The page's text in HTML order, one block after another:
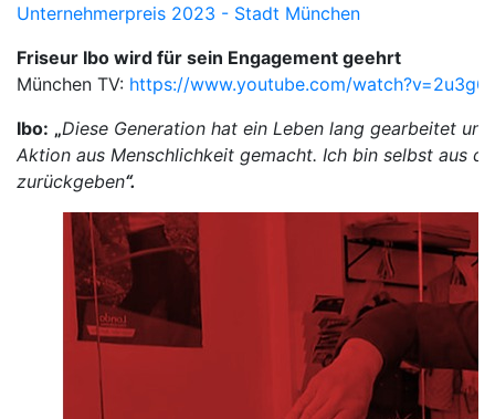
Unternehmerpreis 2023 - Stadt München
Friseur Ibo wird für sein Engagement geehrt
München TV: https://www.youtube.com/
Ibo: „Diese Generation hat ein Leben lang gearbeitet
Aktion aus Menschlichkeit gemacht. Ich bin selbst aus
zurückgeben“.